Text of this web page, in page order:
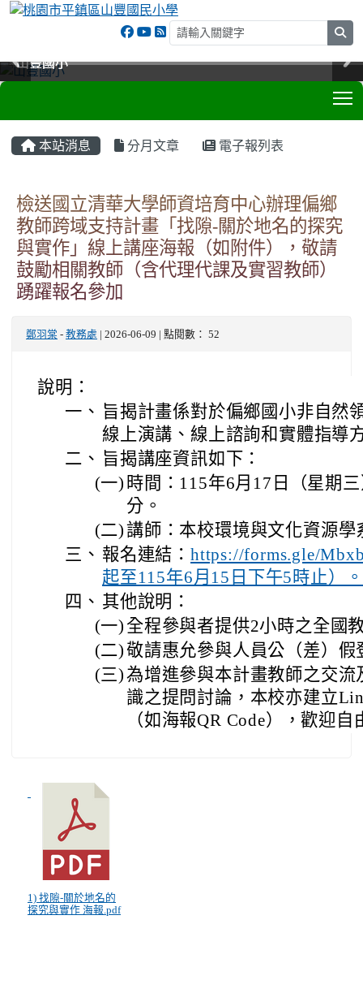
山豐國小
山豐國小
山豐國小
山豐國小
本站消息 分月文章 電子報列表
檢送國立清華大學師資培育中心辦理偏鄉
教師跨域支持計畫「找隙-關於地名的探究
與實作」線上講座海報（如附件），敬請
鼓勵相關教師（含代理代課及實習教師）
踴躍報名參加
鄭羽棠 - 教務處 | 2026-06-09 | 點閱數： 52
說明：
一、 旨揭計畫係對於偏鄉國小非自然
線上演講、線上諮詢和實體指導
二、 旨揭講座資訊如下：
(一) 時間：115年6月17日（星期
分。
(二)講師：本校環境與文化資源學
三、 報名連結： https://forms.gle/
起至115年6月15日下午5時止）。
四、 其他說明：
(一) 全程參與者提供2小時之全國
(二) 敬請惠允參與人員公（差）假
(三)為增進參與本計畫教師之交
識之提問討論，本校亦建立
（如海報QR Code），歡迎
1) 找隙-關於地名的
探究與實作 海報.pdf